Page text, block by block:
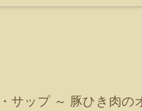
サップ ～ 豚ひき肉の